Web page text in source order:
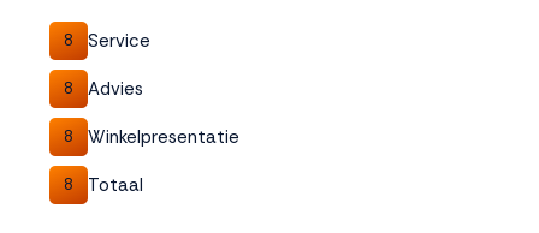
8 Service
8 Advies
8 Winkelpresentatie
8 Totaal